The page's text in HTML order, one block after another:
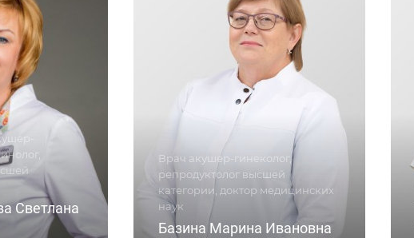
Светлана
Врач акушер-гинеколог,
репродуктолог высшей
категории, доктор медицинских
наук
Базина Марина Ивановна